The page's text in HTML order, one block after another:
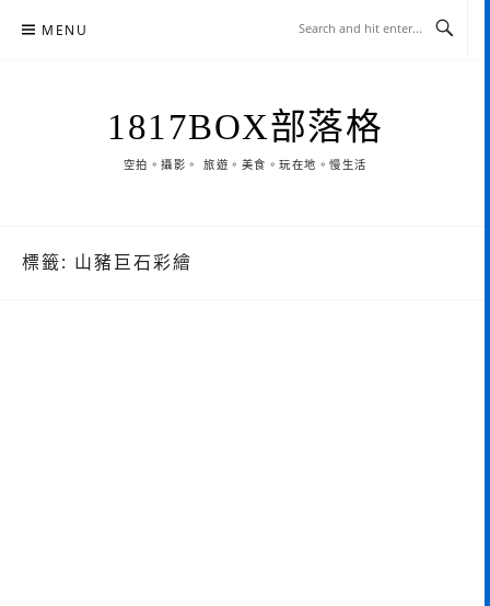
MENU
1817BOX部落格
空拍。攝影。 旅遊。美食。玩在地。慢生活
標籤: 山豬巨石彩繪